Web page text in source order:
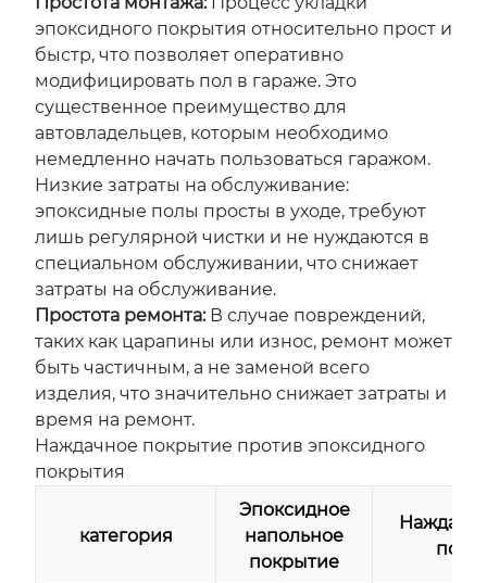
эпоксидного покрытия относительно прост и
быстр, что позволяет оперативно
модифицировать пол в гараже. Это
существенное преимущество для
автовладельцев, которым необходимо
немедленно начать пользоваться гаражом.
Низкие затраты на обслуживание:
эпоксидные полы просты в уходе, требуют
лишь регулярной чистки и не нуждаются в
специальном обслуживании, что снижает
затраты на обслуживание.
Простота ремонта: В случае повреждений,
таких как царапины или износ, ремонт может
быть частичным, а не заменой всего
изделия, что значительно снижает затраты и
время на ремонт.
Наждачное покрытие против эпоксидного
покрытия
категория
Эпоксидное
напольное
покрытие
пол